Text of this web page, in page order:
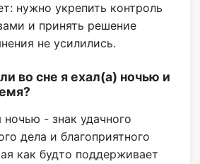
нужно укрепить контроль
и принять решение
не усилились.
во сне я ехал(а) ночью и
- знак удачного
дела и благоприятного
как будто поддерживает